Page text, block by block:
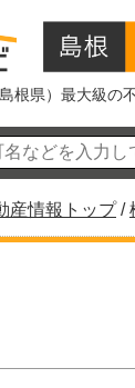
根県）最大級の
産情報トップ/